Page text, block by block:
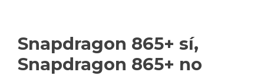
Snapdragon 865+ sí,
Snapdragon 865+ no